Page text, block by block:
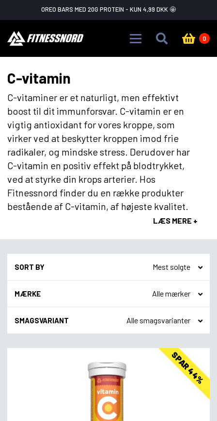
Skip to main contentFLASH SALE ADVARSEL!GÅ IKKE GLIP AF DET
0
C-vitamin
C-vitaminer er et naturligt, men effektivt
boost til dit immunforsvar. C-vitamin er en
vigtig antioxidant for vores kroppe, som
virker ved at beskytter kroppen imod frie
radikaler, og mindske stress. Derudover har
C-vitamin en positiv effekt på blodtrykket,
ved at styrke din krops arterier. Hos
Fitnessnord finder du en række produkter
bestående af C-vitamin, af højeste kvalitet.
LÆS MERE +
SORT BY
MÆRKE
SMAGSVARIANT
SPAR 44%